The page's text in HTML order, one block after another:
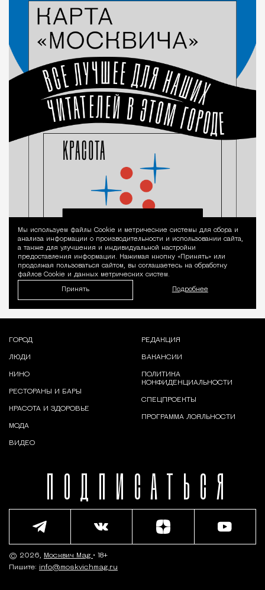
Уведомление
Мы используем файлы Сookie и метрические системы для сбора и
анализа информации о производительности и использовании сайта,
а также для улучшения и индивидуальной настройки
предоставления информации. Нажимая кнопку «Принять» или
продолжая пользоваться сайтом, вы соглашаетесь на обработку
файлов Cookie и данных метрических систем.
Принять Подробнее
ПОДПИСАТЬСЯ
ГОРОД
ЛЮДИ
КИНО
РЕСТОРАНЫ И БАРЫ
КРАСОТА И ЗДОРОВЬЕ
МОДА
ВИДЕО
РЕДАКЦИЯ
ВАКАНСИИ
ПОЛИТИКА
КОНФИДЕНЦИАЛЬНОСТИ
СПЕЦПРОЕКТЫ
ПРОГРАММА ЛОЯЛЬНОСТИ
© 2026, Москвич Mag • 18+
Пишите: info@moskvichmag.ru